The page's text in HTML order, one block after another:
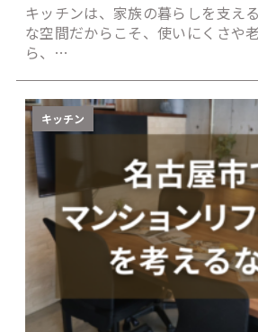
キッチンは、家族の暮らしを支え
な空間だからこそ、使いにくさや
ら、…
キッチン